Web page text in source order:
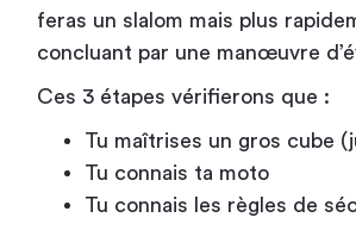
feras un slalom mais plus
concluant par une manœuvre
Ces 3 étapes vérifierons que :
Tu maîtrises un gros cube
Tu connais ta moto
Tu connais les règles de